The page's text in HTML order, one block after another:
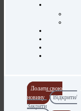
Додати свою
новину
Відкрити/
Закрити